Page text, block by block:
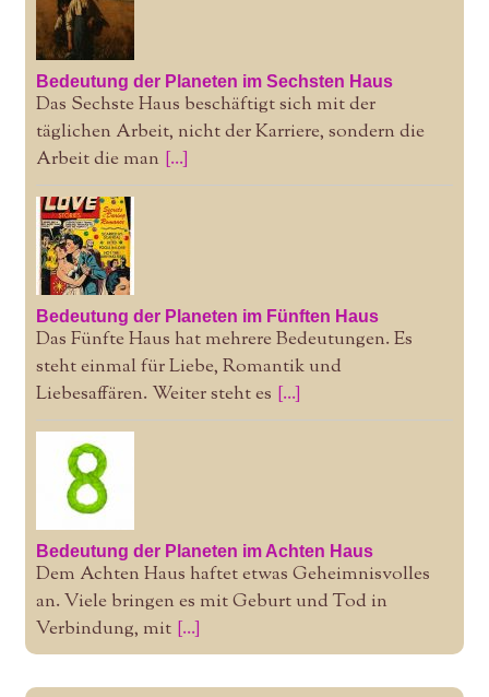
Bedeutung der Planeten im Sechsten Haus
Das Sechste Haus beschäftigt sich mit der
täglichen Arbeit, nicht der Karriere, sondern die
Arbeit die man [...]
Bedeutung der Planeten im Fünften Haus
Das Fünfte Haus hat mehrere Bedeutungen. Es
steht einmal für Liebe, Romantik und
Liebesaffären. Weiter steht es [...]
Bedeutung der Planeten im Achten Haus
Dem Achten Haus haftet etwas Geheimnisvolles
an. Viele bringen es mit Geburt und Tod in
Verbindung, mit [...]